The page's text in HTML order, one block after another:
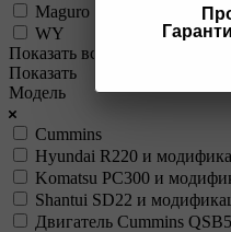
Maguro
WY
Показать все
Показать
Модель
Cummins
Hyundai R220 и
Komatsu PC300 и
Shantui SD22 и
Двигатель Cummins